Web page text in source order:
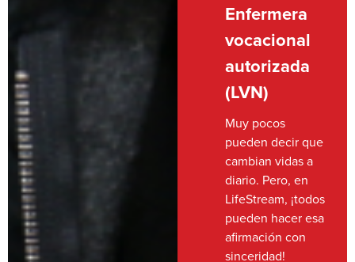
Enfermera
vocacional
autorizada
(LVN)
Muy pocos
pueden decir que
cambian vidas a
diario. Pero, en
LifeStream, ¡todos
pueden hacer esa
afirmación con
sinceridad!